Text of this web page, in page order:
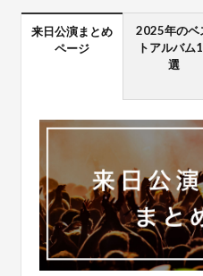
来日公演まとめ
ページ
2025年のベ
トアルバム
選